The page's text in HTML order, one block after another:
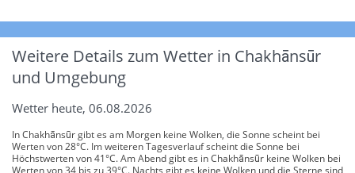
Weitere Details zum Wetter in Chakhānsūr
und Umgebung
Wetter heute, 06.08.2026
In Chakhānsūr gibt es am Morgen keine Wolken, die Sonne scheint bei
Werten von 28°C. Im weiteren Tagesverlauf scheint die Sonne bei
Höchstwerten von 41°C. Am Abend gibt es in Chakhānsūr keine Wolken bei
Werten von 34 bis zu 39°C. Nachts gibt es keine Wolken und die Sterne sind